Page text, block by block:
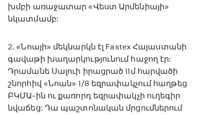
խմբի առաջատար «Վեստ Արմենիայի»
նկատմամբ:
2. «Նոայի» մեկնարկն էլ Fastex Հայաստանի
գավաթի խաղարկությունում հաջող էր:
Դրամանե Սալուի իրացրած 11մ հարվածի
շնորհիվ «Նոան» 1/8 եզրափակչում հաղթեց
ԲԿՄԱ-ին ու քառորդ եզրափակչի ուղեգիր
նվաճեց: Դա պաշտոնական մրցումներում